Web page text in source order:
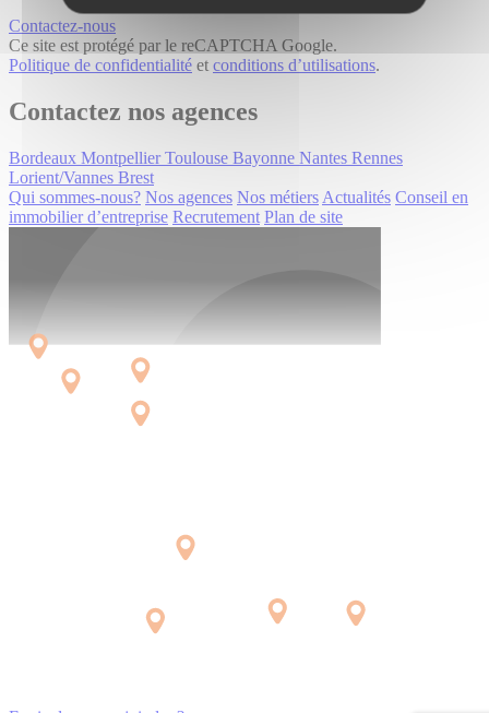
Contactez-nous
Ce site est protégé par le reCAPTCHA Google.
Politique de confidentialité et conditions d’utilisations.
Contactez nos agences
Bordeaux Montpellier Toulouse Bayonne Nantes Rennes
Lorient/Vannes Brest
Qui sommes-nous? Nos agences Nos métiers Actualités Conseil en
immobilier d’entreprise Recrutement Plan de site